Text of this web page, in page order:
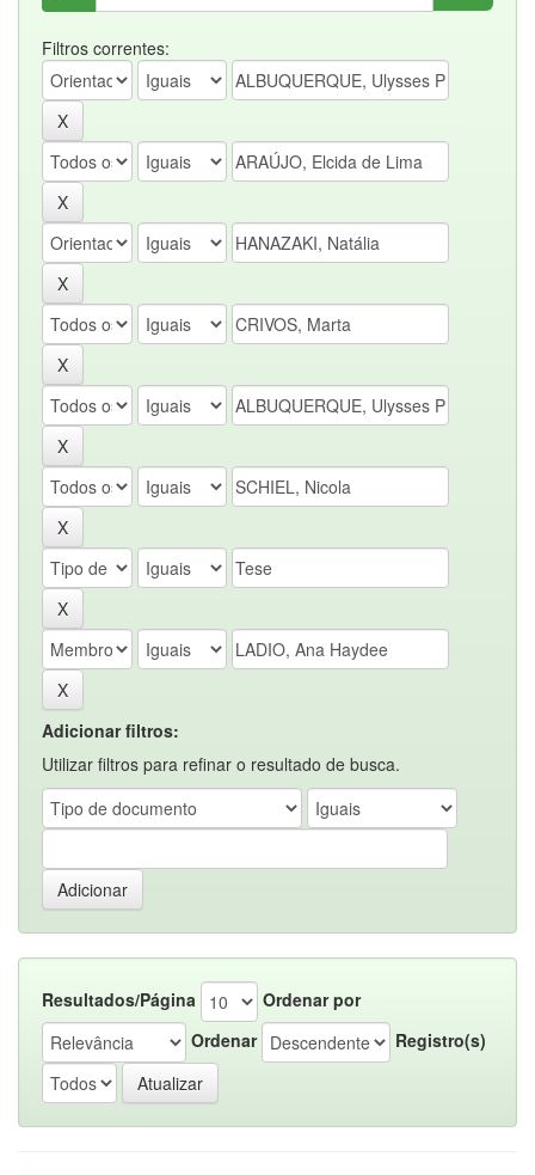
Filtros correntes:
Adicionar filtros:
Utilizar filtros para refinar o resultado de busca.
Resultados/Página
Ordenar por
Ordenar
Registro(s)